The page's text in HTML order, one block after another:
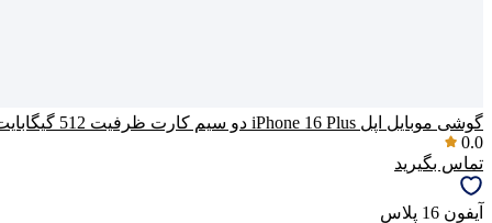
گوشی موبایل اپل iPhone 16 Plus دو سیم کارت ظرفیت 512 گیگابایت و رم 8 گیگابایت (ZAA) – نات اکتیو
0.0
تماس بگیرید
آیفون 16 پلاس